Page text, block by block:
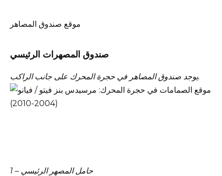
موقع صندوق المصاهر
صندوق المصهرات الرئيسي
يوجد صندوق المصاهر في حجرة المحرك على جانب الراكب.
1 – حامل المصهر الرئيسي